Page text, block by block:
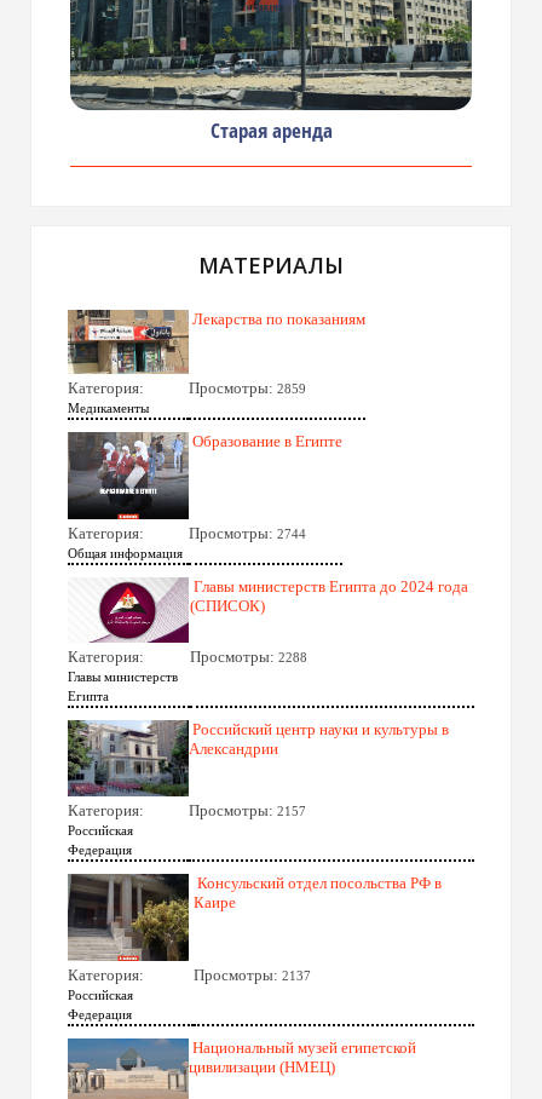
Старая аренда
МАТЕРИАЛЫ
Лекарства по показаниям
Категория:
Медикаменты
Просмотры: 2859
Образование в Египте
Категория:
Общая информация
Просмотры: 2744
Главы министерств Египта до 2024 года
(СПИСОК)
Категория:
Главы министерств
Египта
Просмотры: 2288
Российский центр науки и культуры в
Александрии
Категория:
Российская
Федерация
Просмотры: 2157
Консульский отдел посольства РФ в
Каире
Категория:
Российская
Федерация
Просмотры: 2137
Национальный музей египетской
цивилизации (НМЕЦ)